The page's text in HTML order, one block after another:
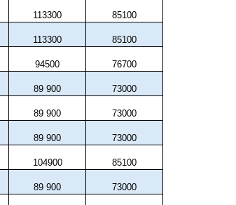
113300 851 00
113300 851 00
94500 76700
89 900 73000
89 900 73000
89 900 73000
104900 851 00
89 900 73000